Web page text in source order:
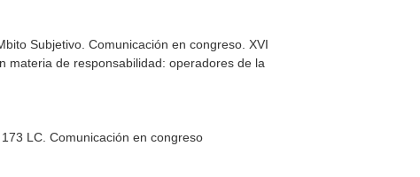
Subjetivo. Comunicación en congreso. XVI
materia de responsabilidad: operadores de la
LC. Comunicación en congreso